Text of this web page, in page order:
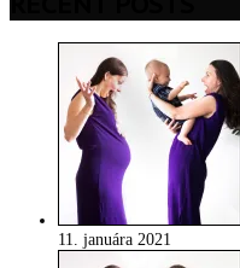
11. januára 2021